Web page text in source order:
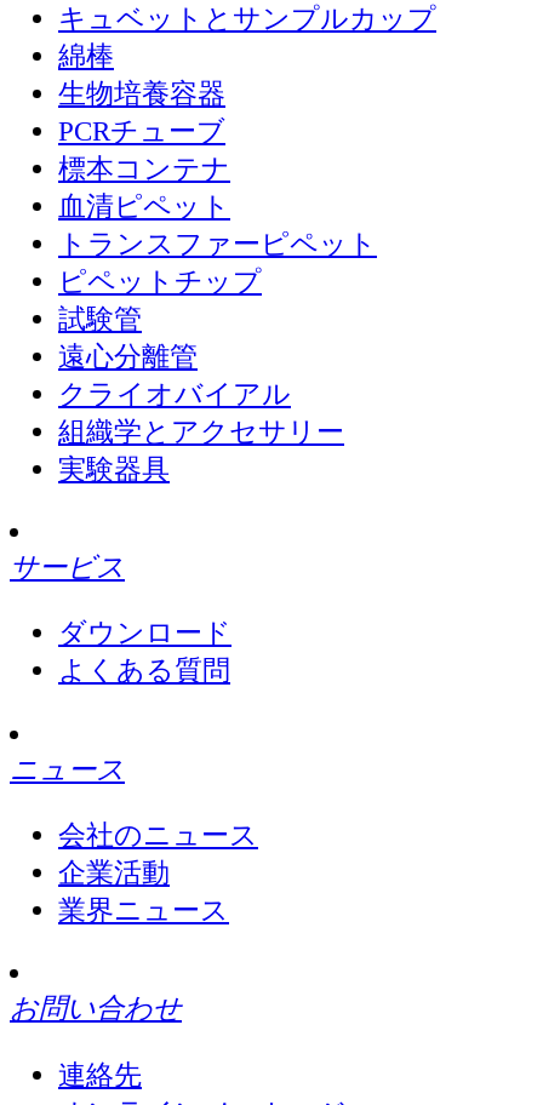
キュベットとサンプルカップ
綿棒
生物培養容器
PCRチューブ
標本コンテナ
血清ピペット
トランスファーピペット
ピペットチップ
試験管
遠心分離管
クライオバイアル
組織学とアクセサリー
実験器具
サービス
ダウンロード
よくある質問
ニュース
会社のニュース
企業活動
業界ニュース
お問い合わせ
連絡先